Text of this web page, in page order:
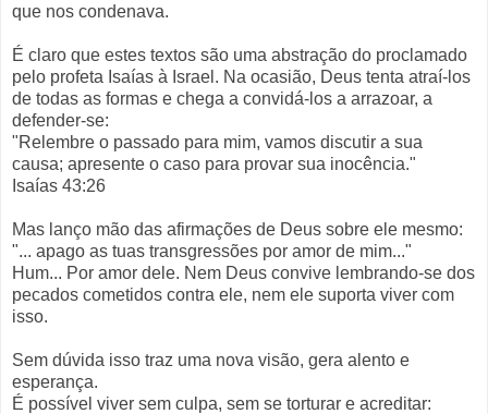
que nos condenava.
É claro que estes textos são uma abstração do proclamado
pelo profeta Isaías à Israel. Na ocasião, Deus tenta atraí-los
de todas as formas e chega a convidá-los a arrazoar, a
defender-se:
"Relembre o passado para mim, vamos discutir a sua
causa; apresente o caso para provar sua inocência."
Isaías 43:26
Mas lanço mão das afirmações de Deus sobre ele mesmo:
"... apago as tuas transgressões por amor de mim..."
Hum... Por amor dele. Nem Deus convive lembrando-se dos
pecados cometidos contra ele, nem ele suporta viver com
isso.
Sem dúvida isso traz uma nova visão, gera alento e
esperança.
É possível viver sem culpa, sem se torturar e acreditar: